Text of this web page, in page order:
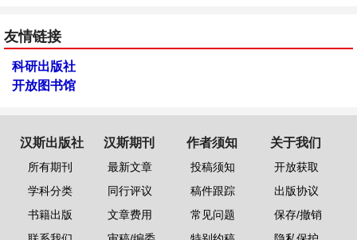
友情链接
科研出版社
开放图书馆
汉斯出版社
所有期刊
学科分类
书籍出版
汉斯期刊
最新文章
同行评议
文章费用
作者须知
投稿须知
稿件跟踪
常见问题
关于我们
开放获取
出版协议
保存/撤销